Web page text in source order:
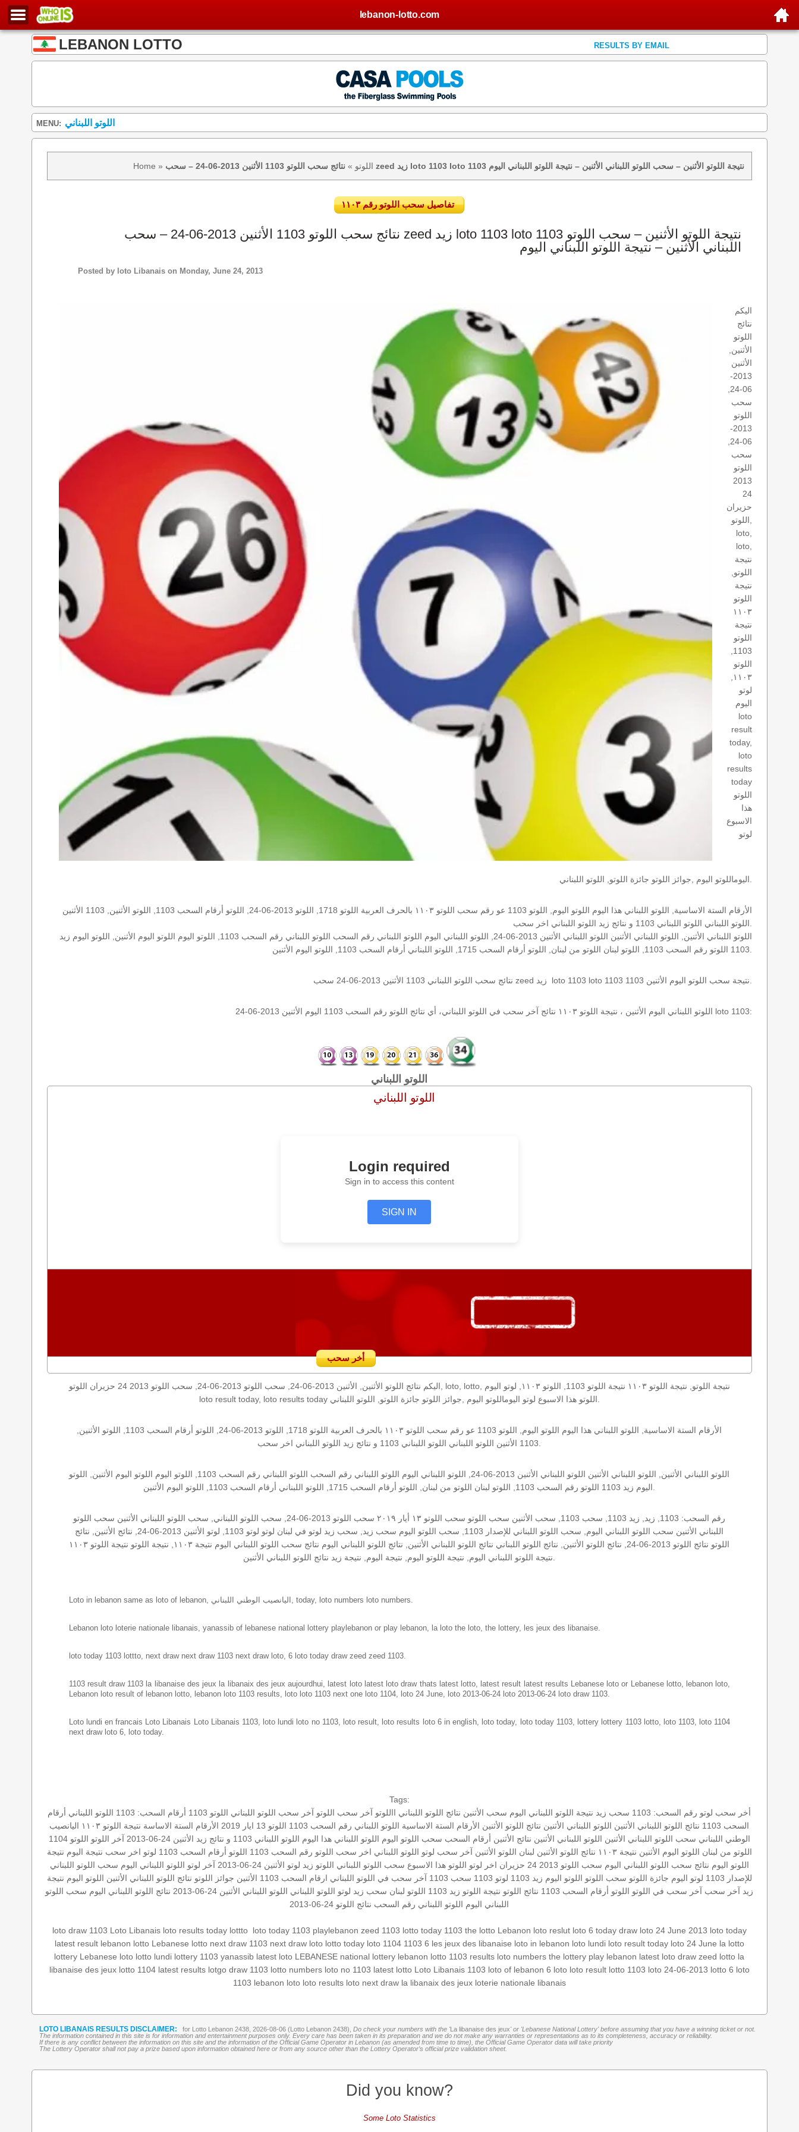
lebanon-lotto.com
LEBANON LOTTO RESULTS BY EMAIL
MENU: اللوتو اللبناني
Home » اللوتو » نتائج سحب اللوتو 1103 الأثنين 2013-06-24 – سحب zeed زيد loto 1103 loto 1103 نتيجة اللوتو الأثنين – سحب اللوتو اللبناني الأثنين – نتيجة اللوتو اللبناني اليوم
تفاصيل سحب اللوتو رقم ١١٠٣
نتائج سحب اللوتو 1103 الأثنين 2013-06-24 – سحب zeed زيد loto 1103 loto 1103 نتيجة اللوتو الأثنين – سحب اللوتو
اللبناني الأثنين – نتيجة اللوتو اللبناني اليوم
Posted by loto Libanais on Monday, June 24, 2013
اليكم
نتائج
اللوتو
الأثنين,
الأثنين
2013-
سحب
اللوتو
2013-
سحب
اللوتو
2013
24
حزيران
اللوتو,
loto,
loto,
نتيجة
اللوتو,
نتيجة
اللوتو
١١٠٣
نتيجة
اللوتو
اللوتو
لوتو
اليوم
loto
result
today,
loto
results
today
اللوتو
هذا
الاسبوع
لوتو
الأرقام الستة الاساسية, اللوتو اللبناني هذا اليوم اللوتو اليوم, اللوتو 1103 عو رقم سحب اللوتو ١١٠٣ بالحرف العربية اللوتو 1718, اللوتو 2013-06-24, اللوتو أرقام السحب 1103, اللوتو الأثنين, 1103 الأثنين
اللوتو اللبناني الأثنين, اللوتو اللبناني الأثنين اللوتو اللبناني الأثنين 2013-06-24, اللوتو اللبناني اليوم اللوتو اللبناني رقم السحب اللوتو اللبناني رقم السحب 1103, اللوتو اليوم اللوتو اليوم الأثنين, اللوتو اليوم زيد
اللوتو اللبناني اليوم الأثنين ، نتيجة اللوتو ١١٠٣ نتائج آخر سحب في اللوتو اللبناني، أي نتائج اللوتو رقم السحب 1103 اليوم الأثنين 2013-06-24 loto 1103:
اللوتو اللبناني
اللوتو اللبناني
Login required
Sign in to access this content
SIGN IN
أخر سحب
اليكم نتائج اللوتو الأثنين, الأثنين 2013-06-24, سحب اللوتو 2013-06-24, سحب اللوتو 2013 24 حزيران اللوتو, loto, lotto, نتيجة اللوتو, نتيجة اللوتو ١١٠٣ نتيجة اللوتو 1103, اللوتو ١١٠٣, لوتو اليوم
الأرقام الستة الاساسية, اللوتو اللبناني هذا اليوم اللوتو اليوم, اللوتو 1103 عو رقم سحب اللوتو ١١٠٣ بالحرف العربية اللوتو 1718, اللوتو 2013-06-24, اللوتو أرقام السحب 1103, اللوتو الأثنين,
اللوتو اللبناني الأثنين, اللوتو اللبناني الأثنين اللوتو اللبناني الأثنين 2013-06-24, اللوتو اللبناني اليوم اللوتو اللبناني رقم السحب اللوتو اللبناني رقم السحب 1103, اللوتو اليوم اللوتو اليوم الأثنين, اللوتو
رقم السحب: 1103, زيد, زيد 1103, سحب 1103, سحب الأثنين سحب اللوتو سحب اللوتو ١٣ أيار ٢٠١٩ سحب اللوتو 2013-06-24, سحب اللوتو اللبناني, سحب اللوتو اللبناني الأثنين سحب اللوتو
اللبناني الأثنين سحب اللوتو اللبناني اليوم, سحب اللوتو اللبناني للإصدار 1103, سحب اللوتو اليوم سحب زيد, سحب زيد لوتو في لبنان لوتو لوتو 1103, لوتو الأثنين 2013-06-24, نتائج الأثنين, نتائج
اللوتو نتائج اللوتو 2013-06-24, نتائج اللوتو الأثنين, نتائج اللوتو اللبناني نتائج اللوتو اللبناني الأثنين, نتائج اللوتو اللبناني اليوم نتائج سحب اللوتو اللبناني اليوم نتيجة ١١٠٣, نتيجة اللوتو نتيجة اللوتو ١١٠٣
Loto in lebanon same as loto of lebanon, اليانصيب الوطني اللبناني, today, loto numbers loto numbers.
Lebanon loto loterie nationale libanais, yanassib of lebanese national lottery playlebanon or play lebanon, la loto the loto, the lottery, les jeux des libanaise.
loto today 1103 lottto, next draw next draw 1103 next draw loto, 6 loto today draw zeed zeed 1103.
1103 result draw 1103 la libanaise des jeux la libanaix des jeux aujourdhui, latest loto latest loto draw thats latest lotto, latest result latest results Lebanese loto or Lebanese lotto, lebanon loto,
Lebanon loto result of lebanon lotto, lebanon loto 1103 results, loto loto 1103 next one loto 1104, loto 24 June, loto 2013-06-24 loto 2013-06-24 loto draw 1103.
Loto lundi en francais Loto Libanais Loto Libanais 1103, loto lundi loto no 1103, loto result, loto results loto 6 in english, loto today, loto today 1103, lottery lottery 1103 lotto, loto 1103, loto 1104
next draw loto 6, loto today.
Tags:
أخر سحب لوتو رقم السحب: 1103 سحب زيد نتيجة اللوتو اللبناني اليوم سحب الأثنين نتائج اللوتو اللبناني االلوتو آخر سحب اللوتو آخر سحب اللوتو اللبناني اللوتو 1103 أرقام السحب: 1103
اللوتو اللبناني أرقام
السحب 1103
نتائج اللوتو اللبناني الأثنين اللوتو اللبناني الأثنين نتائج اللوتو الأثنين الأرقام الستة الاساسية اللوتو اللبناني رقم السحب 1103 اللوتو 13 ايار 2019 الأرقام الستة الاساسة نتيجة اللوتو ١١٠٣
اليانصيب
الوطني اللبناني سحب اللوتو اللبناني الأثنين اللوتو اللبناني الأثنين نتائج الأثنين أرقام السحب سحب اللوتو اليوم اللوتو اللبناني هذا اليوم اللوتو اللبناني 1103 و نتائج زيد الأثنين 24-06-2013 آخر اللوتو اللوتو 1104
اللوتو من لبنان اللوتو اليوم الأثنين نتيجة ١١٠٣ نتائج اللوتو الأثنين لبنان اللوتو الأثنين آخر سحب لوتو اللوتو اللبناني اخر سحب اللوتو رقم السحب 1103 اللوتو أرقام السحب 1103 لوتو اخر سحب نتيجة اليوم نتيجة
اللوتو اليوم نتائج سحب اللوتو اللبناني اليوم سحب اللوتو 2013 24 حزيران اخر لوتو اللوتو هذا الاسبوع سحب اللوتو اللبناني اللوتو زيد لوتو الأثنين 24-06-2013 آخر لوتو اللوتو اللبناني اليوم سحب اللوتو اللبناني
للإصدار 1103
لوتو اليوم جائزة اللوتو سحب اللوتو اللوتو اليوم زيد 1103 لوتو 1103 سحب 1103 آخر سحب في اللوتو اللبناني ارقام السحب 1103 الأثنين جوائز اللوتو نتائج اللوتو اللبناني الأثنين اللوتو اليوم نتيجة
زيد آخر سحب آخر سحب في اللوتو اللوتو أرقام السحب 1103 نتائج اللوتو نتيجة اللوتو زيد 1103 اللوتو لبنان سحب زيد لوتو اللوتو اللبناني اللوتو اللبناني الأثنين 24-06-2013 نتائج اللوتو اللبناني اليوم سحب اللوتو
اللبناني اليوم اللوتو اللبناني رقم السحب نتائج اللوتو 24-06-2013
loto draw 1103 Loto Libanais loto results today lottto loto today 1103 playlebanon zeed 1103 lotto today 1103 the lotto Lebanon loto reslut loto 6 today draw loto 24 June 2013 loto today
latest result lebanon lotto Lebanese lotto next draw 1103 next draw loto lotto today loto 1104 1103 6 les jeux des libanaise loto in lebanon loto lundi loto result today loto 24 June la lotto
lottery Lebanese loto lotto lundi lottery 1103 yanassib latest loto LEBANESE national lottery lebanon lotto 1103 results loto numbers the lottery play lebanon latest loto draw zeed lotto la
libanaise des jeux lotto 1104 latest results lotgo draw 1103 lotto numbers loto no 1103 latest lotto Loto Libanais 1103 loto of lebanon 6 loto loto result lotto 1103 loto 24-06-2013 lotto 6 loto
1103 lebanon loto loto results loto next draw la libanaix des jeux loterie nationale libanais
LOTO LIBANAIS RESULTS DISCLAIMER: for Lotto Lebanon 2438, 2026-08-06 (Lotto Lebanon 2438), Do check your numbers with the 'La libanaise des jeux' or 'Lebanese National Lottery' before assuming that you have a winning ticket or not.
The information contained in this site is for information and entertainment purposes only. Every care has been taken in its preparation and we do not make any warranties or representations as to its completeness, accuracy or reliability.
If there is any conflict between the information on this site and the information of the Official Game Operator in Lebanon (as amended from time to time), the Official Game Operator data will take priority
The Lottery Operator shall not pay a prize based upon information obtained here or from any source other than the Lottery Operator’s official prize validation sheet.
Did you know?
Some Loto Statistics